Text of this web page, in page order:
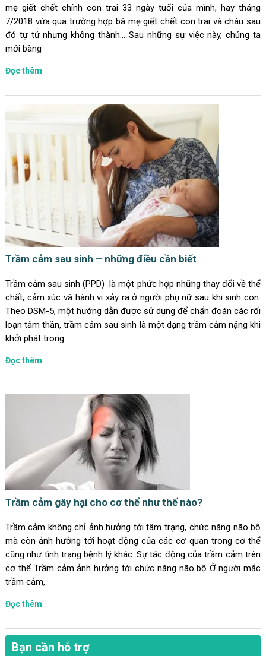
mẹ giết chết chính con trai 33 ngày tuổi của mình, hay tháng
7/2018 vừa qua trường hợp bà mẹ giết chết con trai và cháu sau
đó tự tử nhưng không thành… Sau những sự việc này, chúng ta
mới bàng
Đọc thêm
Trầm cảm sau sinh – những điều cần biết
Trầm cảm sau sinh (PPD) là một phức hợp những thay đổi về thể
chất, cảm xúc và hành vi xảy ra ở người phụ nữ sau khi sinh con.
Theo DSM-5, một hướng dẫn được sử dụng để chẩn đoán các rối
loạn tâm thần, trầm cảm sau sinh là một dạng trầm cảm nặng khi
khởi phát trong
Đọc thêm
Trầm cảm gây hại cho cơ thể như thế nào?
Trầm cảm không chỉ ảnh hưởng tới tâm trạng, chức năng não bộ
mà còn ảnh hưởng tới hoạt động của các cơ quan trong cơ thể
cũng như tình trạng bệnh lý khác. Sự tác động của trầm cảm trên
cơ thể Trầm cảm ảnh hưởng tới chức năng não bộ Ở người mắc
trầm cảm,
Đọc thêm
Bạn cần hỗ trợ